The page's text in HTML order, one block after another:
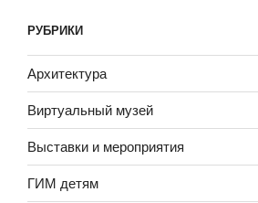
РУБРИКИ
Архитектура
Виртуальный музей
Выставки и мероприятия
ГИМ детям